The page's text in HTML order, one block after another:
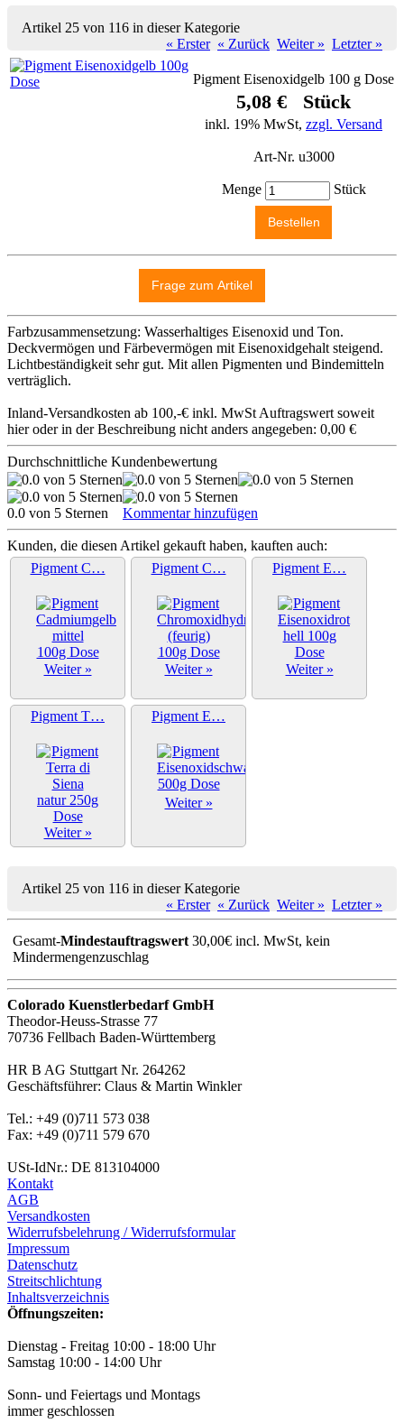
Artikel 25 von 116 in dieser Kategorie
« Erster « Zurück Weiter » Letzter »
Pigment Eisenoxidgelb 100 g Dose
5,08 € Stück
inkl. 19% MwSt, zzgl. Versand
Art-Nr. u3000
Menge Stück
Farbzusammensetzung: Wasserhaltiges Eisenoxid und Ton.
Deckvermögen und Färbevermögen mit Eisenoxidgehalt steigend.
Lichtbeständigkeit sehr gut. Mit allen Pigmenten und Bindemitteln
verträglich.
Inland-Versandkosten ab 100,-€ inkl. MwSt Auftragswert soweit
hier oder in der Beschreibung nicht anders angegeben: 0,00 €
Durchschnittliche Kundenbewertung
0.0 von 5 Sternen Kommentar hinzufügen
Kunden, die diesen Artikel gekauft haben, kauften auch:
Pigment C…
Weiter »
Pigment C…
Weiter »
Pigment E…
Weiter »
Pigment T…
Weiter »
Pigment E…
Weiter »
Artikel 25 von 116 in dieser Kategorie
« Erster « Zurück Weiter » Letzter »
Gesamt-Mindestauftragswert30,00€ incl. MwSt, kein
Mindermengenzuschlag
Colorado Kuenstlerbedarf GmbH
Theodor-Heuss-Strasse 77
70736 Fellbach Baden-Württemberg
HR B AG Stuttgart Nr. 264262
Geschäftsführer: Claus & Martin Winkler
Tel.: +49 (0)711 573 038
Fax: +49 (0)711 579 670
USt-IdNr.: DE 813104000
Kontakt
AGB
Versandkosten
Widerrufsbelehrung / Widerrufsformular
Impressum
Datenschutz
Streitschlichtung
Inhaltsverzeichnis
Öffnungszeiten:
Dienstag - Freitag 10:00 - 18:00 Uhr
Samstag 10:00 - 14:00 Uhr
Sonn- und Feiertags und Montags
immer geschlossen